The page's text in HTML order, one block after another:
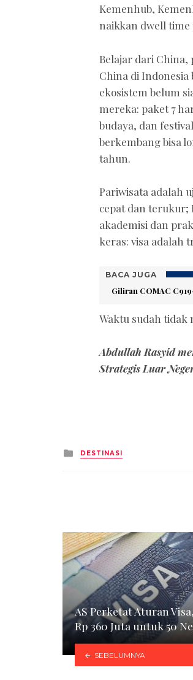
Kemenhub,
naikkan dwell time
Belajar dari China,
China di
ekosistem belum
mereka: paket 7
budaya, dan
berkembang bisa
tahun.
Pariwisata adalah
cepat dan terukur;
akademisi dan
keras: visa adalah
BACA JUGA
Giliran COMAC
Waktu sudah tidak
Abdullah Rasyid
Strategis Luar
Posted
in
DESTINASI
AS Perketat Aturan
Rp 360 Juta untuk 50
SEBELUMNYA